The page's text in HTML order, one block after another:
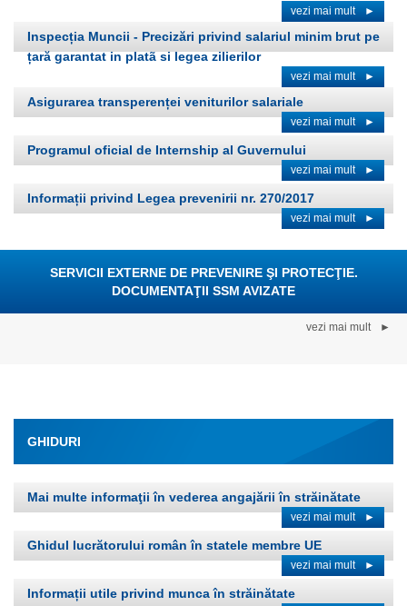
vezi mai mult ►
Inspecția Muncii - Precizări privind salariul minim brut pe
țară garantat in platã si legea zilierilor
vezi mai mult ►
Asigurarea transperenței veniturilor salariale
vezi mai mult ►
Programul oficial de Internship al Guvernului
vezi mai mult ►
Informații privind Legea prevenirii nr. 270/2017
vezi mai mult ►
SERVICII EXTERNE DE PREVENIRE ŞI PROTECŢIE.
DOCUMENTAŢII SSM AVIZATE
vezi mai mult ►
GHIDURI
Mai multe informaţii în vederea angajării în străinătate
vezi mai mult ►
Ghidul lucrătorului român în statele membre UE
vezi mai mult ►
Informații utile privind munca în străinătate